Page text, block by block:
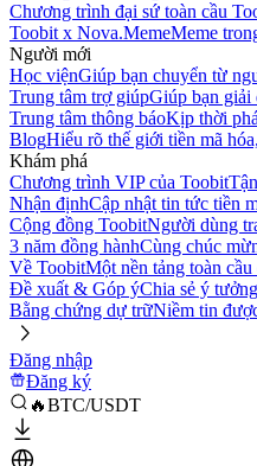
Chương trình đại sứ toàn cầu
Toobit x Nova.MemeMeme
Người mới
Học việnGiúp bạn chuyển từ
Trung tâm trợ giúpGiúp bạn giải
Trung tâm thông báoKịp thời
BlogHiểu rõ thế giới tiền mã
Khám phá
Chương trình VIP của Toobit
Nhận địnhCập nhật tin tức tiền
Cộng đồng ToobitNgười dùng
3 năm đồng hànhCùng chúc
Về ToobitMột nền tảng toàn
Đề xuất & Góp ýChia sẻ ý
Bằng chứng dự trữNiềm tin
Đăng nhập
Đăng ký
🔥BTC/USDT